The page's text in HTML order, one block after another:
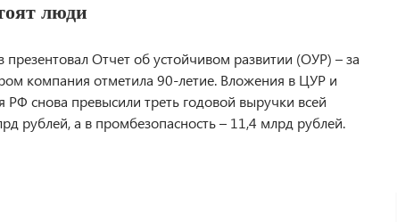
люди
Отчет об устойчивом развитии (ОУР) – за
компания отметила 90-летие. Вложения в ЦУР и
РФ снова превысили треть годовой выручки всей
рублей, а в промбезопасность – 11,4 млрд рублей.